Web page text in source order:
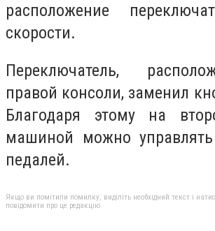
расположение
скорости.
Переключатель,
правой консоли, заменил
Благодаря этому на
машиной можно
педалей.
Якщо ви помітили помилку, виділіть необхідний текст і
повідомити про це редакцію